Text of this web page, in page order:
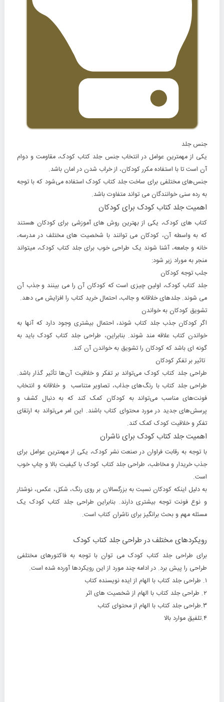
جنس جلد
یکی از مهمترین عوامل در انتخاب جنس جلد کتاب کودک، مقاومت و دوام
آن است تا با استفاده مکرر کودکان، از خراب شدن در امان باشد.
جنس‌های مختلفی برای ساخت جلد کتاب کودک استفاده می‌شود که با توجه
به رده سنی خوانندگان می تواند متفاوت باشد.
اهمیت جلد کتاب کودک برای کودکان
کتاب های کودک، یکی از بهترین روش های آموزشی برای کودکان هستند
که به واسطه آن، کودکان می توانند با شخصیت های مختلف در مدرسه،
خانه و جامعه، آشنا شوند یک طراحی خوب برای جلد کتاب کودک، میتواند
منجر به موراد زیر شود:
جلب توجه کودکان
جلد کتاب کودک، اولین چیزی است که کودکان آن را می بینند و جذب آن
می شوند. جلدهای خلاقانه و جالب، احتمال خرید کتاب را افزایش می دهد.
تشویق کودکان به خواندن
اگر کودکان جذب جلد کتاب شوند، احتمال بیشتری وجود دارد که آنها به
خواندن کتاب علاقه مند شوند. بنابراین، طراحی جلد کتاب کودک باید به
گونه ای باشد که کودکان را تشویق به خواندن آن کند.
تاثیر بر تفکر کودکان
طراحی جلد کتاب کودک می‌تواند بر تفکر و خلاقیت آن‌ها تأثیر گذار باشد.
طراحی جلد کتاب با رنگ‌های جذاب، تصاویر متناسب و خلاقانه و انتخاب
فونت‌های مناسب می‌تواند به کودکان کمک کند که به دنبال کشف و
پرسش‌های جدید در مورد محتوای کتاب باشند. این امر می‌تواند به ارتقای
تفکر و خلاقیت کودک کمک کند.
اهمیت جلد کتاب کودک برای ناشران
با توجه به رقابت فراوان در صنعت نشر کودک، یکی از مهمترین عوامل برای
جذب خریدار و مخاطب، طراحی جلد کتاب کودک با کیفیت بالا و چاپ خوب
است.
به دلیل اینکه کودکان نسبت به بزرگسالان بر روی رنگ، شکل، عکس، نوشتار
و نوع فونت توجه بیشتری دارند. بنابراین طراحی جلد کتاب کودک یک
مسئله مهم و بحث برانگیز برای ناشران کتاب است.
رویکردهای مختلف در طراحی جلد کتاب کودک
برای طراحی جلد کتاب کودک می توان با توجه به فاکتورهای مختلفی
طراحی را پیش برد. در ادامه چند مورد از این رویکردها آورده شده است.
۱. طراحی جلد کتاب با الهام از ایده نویسنده کتاب
۲. طراحی جلد کتاب با الهام از شخصیت های اثر
۳.طراحی جلد کتاب با الهام از محتوای کتاب
۴.تلفیق موارد بالا